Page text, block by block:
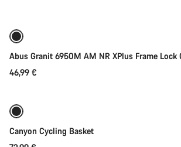
Abus Granit 6950M AM NR XPlus Frame Lock
46,99 €
Canyon Cycling Basket